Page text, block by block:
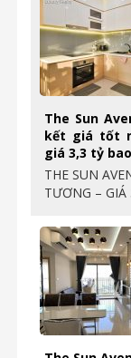
The Sun
kết giá tốt
giá 3,3 tỷ
THE SUN
TƯƠNG –